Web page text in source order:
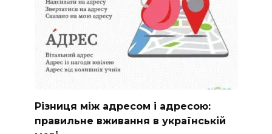
Різниця між адресом і адресою:
правильне вживання в українській